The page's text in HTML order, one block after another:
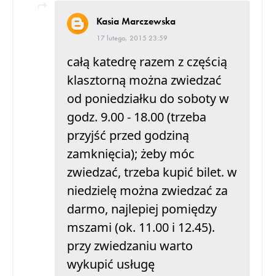
Kasia Marczewska
17 lutego, 2015 23:59
całą katedrę razem z częścią
klasztorną można zwiedzać
od poniedziałku do soboty w
godz. 9.00 - 18.00 (trzeba
przyjść przed godziną
zamknięcia); żeby móc
zwiedzać, trzeba kupić bilet. w
niedzielę można zwiedzać za
darmo, najlepiej pomiędzy
mszami (ok. 11.00 i 12.45).
przy zwiedzaniu warto
wykupić usługę